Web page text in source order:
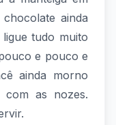
ainda
tudo muito
e pouco e
ainda morno
as nozes.